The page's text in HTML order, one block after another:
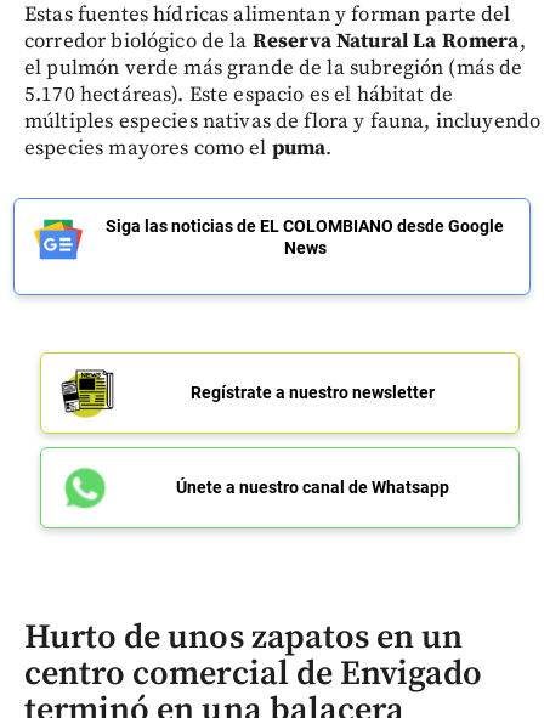
Estas fuentes hídricas alimentan y forman parte del
corredor biológico de la Reserva Natural La Romera,
el pulmón verde más grande de la subregión (más de
5.170 hectáreas). Este espacio es el hábitat de
múltiples especies nativas de flora y fauna, incluyendo
especies mayores como el puma.
Siga las noticias de EL COLOMBIANO desde Google
News
Regístrate a nuestro newsletter
Únete a nuestro canal de Whatsapp
Hurto de unos zapatos en un
centro comercial de Envigado